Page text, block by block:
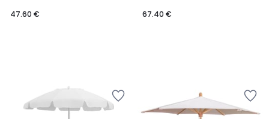
47.60 €
67.40 €